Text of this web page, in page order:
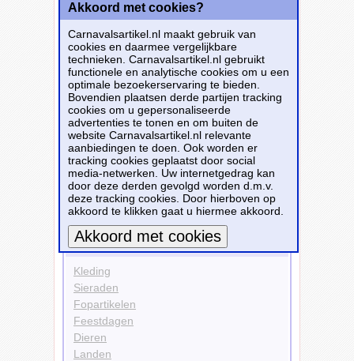
Koop nu bij e-
Carnavalskleding.nl voor slechts€ 7.95!
Dit carnavalsartikelDriesteek hoed in wit
te bestellen bijE-Carnavalskleding.nlvoor
7,95.
Bestellen
Hoofddeksels
Hoeden
Kleuren
Wit
Bekijk alle carnavalsartikelen
Carnavalsartikelen
Kleding
Sieraden
Fopartikelen
Feestdagen
Dieren
Landen
Akkoord met cookies?
Carnavalsartikel.nl maakt gebruik van
cookies en daarmee vergelijkbare
technieken. Carnavalsartikel.nl gebruikt
functionele en analytische cookies om u een
optimale bezoekerservaring te bieden.
Bovendien plaatsen derde partijen tracking
cookies om u gepersonaliseerde
advertenties te tonen en om buiten de
website Carnavalsartikel.nl relevante
aanbiedingen te doen. Ook worden er
tracking cookies geplaatst door social
media-netwerken. Uw internetgedrag kan
door deze derden gevolgd worden d.m.v.
deze tracking cookies. Door hierboven op
akkoord te klikken gaat u hiermee akkoord.